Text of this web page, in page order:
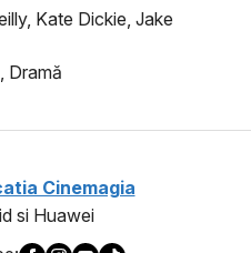
Kate Dickie, Jake
Dramă
Cinemagia
si Huawei